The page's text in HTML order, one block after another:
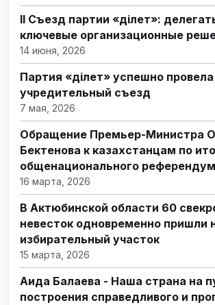
II Съезд партии «Әділет»:
ключевые организационные
14 июня, 2026
Партия «Әділет» успешно провела
учредительный съезд
7 мая, 2026
Обращение Премьер-Министра
Бектенова к казахстанцам по
общенационального
16 марта, 2026
В Актюбинской области 60
невесток одновременно пришли
избирательный участок
15 марта, 2026
Аида Балаева - Наша страна на
построения справедливого и